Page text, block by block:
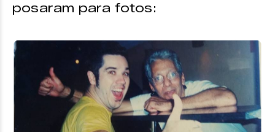
posaram para fotos: